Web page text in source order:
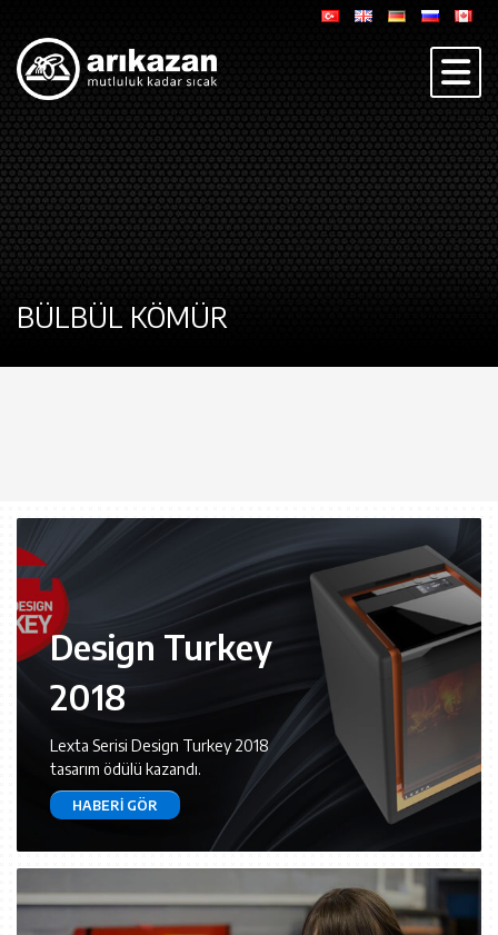
BÜLBÜL KÖMÜR
Design Turkey
2018
Lexta Serisi Design Turkey 2018
tasarım ödülü kazandı.
HABERI GÖR